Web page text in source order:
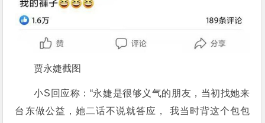
贾永婕截图
小S回应称：“永婕是很够义气的朋友，当初找她来
台东做公益，她二话不说就答应， 我当时背这个包包